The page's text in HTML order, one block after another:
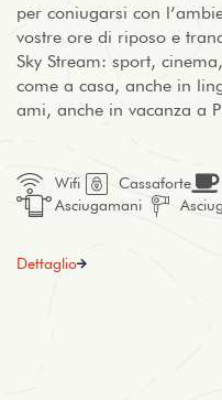
per coniugarsi con
vostre ore di riposo e
Sky Stream: sport,
come a casa, anche in
ami, anche in vacanza a
Wifi Cassaforte
Asciugamani
Dettaglio